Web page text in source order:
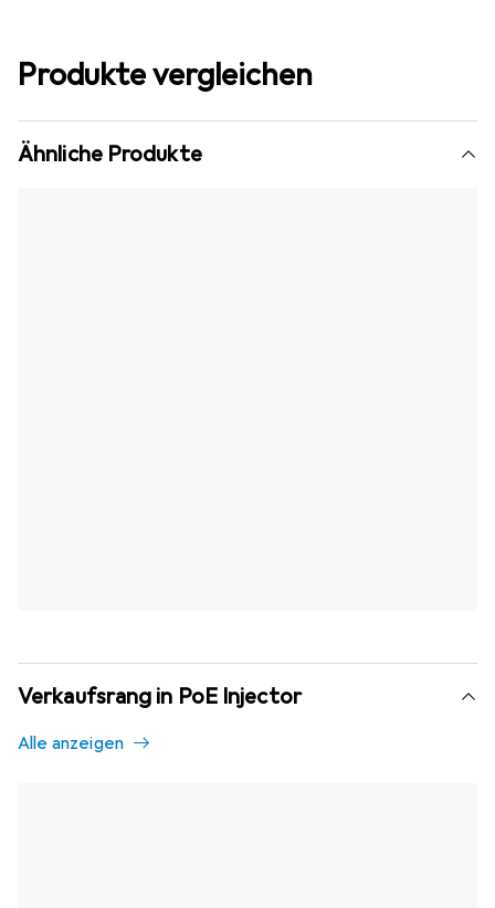
Produkte vergleichen
Ähnliche Produkte
Verkaufsrang in PoE Injector
Alle anzeigen